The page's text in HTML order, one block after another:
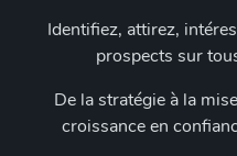
Identifiez, attirez,
prospects sur
De la stratégie à la
croissance en